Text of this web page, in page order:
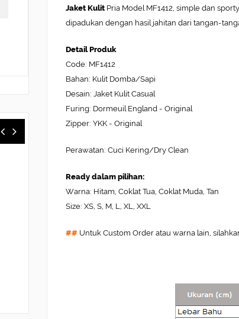
Jaket Kulit Pria Model MF1412, simple dan
dipadukan dengan hasil jahitan dari tangan-
Detail Produk
Code: MF1412
Bahan: Kulit Domba/Sapi
Desain: Jaket Kulit Casual
Furing: Dormeuil England - Original
Zipper: YKK - Original
Perawatan: Cuci Kering/Dry Clean
Ready dalam pilihan:
Warna: Hitam, Coklat Tua, Coklat Muda, Tan
Size: XS, S, M, L, XL, XXL
## Untuk Custom Order atau warna lain,